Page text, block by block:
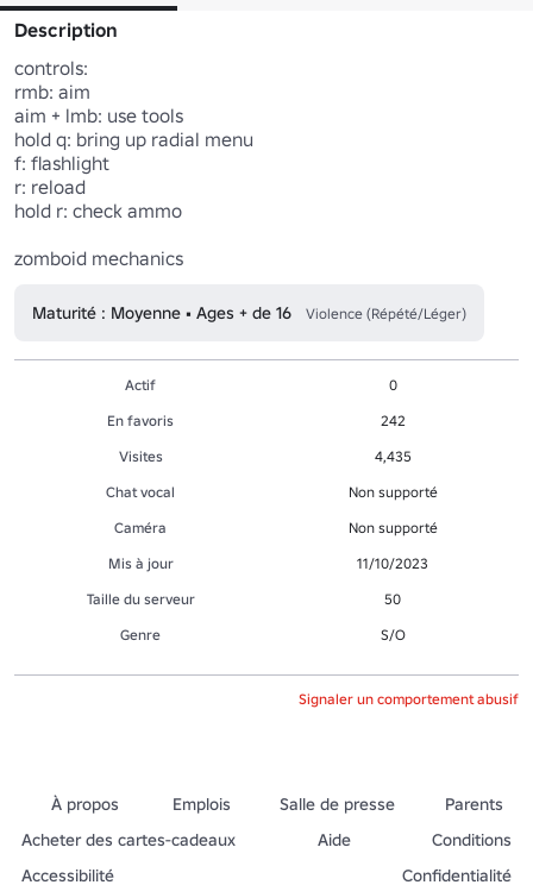
Description
controls:
rmb: aim
aim + lmb: use tools
hold q: bring up radial menu
f: flashlight
r: reload
hold r: check ammo
zomboid mechanics
Maturité : Moyenne • Ages + de 16 Violence (Répété/Léger)
Actif
0
En favoris
242
Visites
4,435
Chat vocal
Non supporté
Caméra
Non supporté
Mis à jour
11/10/2023
Taille du serveur
50
Genre
S/O
Signaler un comportement abusif
À propos Emplois Salle de presse
Parents
Acheter des cartes-cadeaux
Aide
Conditions
Accessibilité
Confidentialité